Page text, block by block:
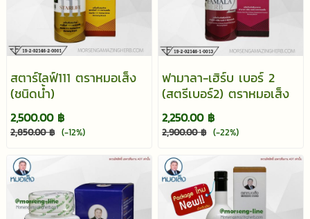
สตาร์ไลฟ์111 ตราหมอเส็ง
(ชนิดน้ำ)
2,500.00 ฿
2,850.00 ฿ (-12%)
ฟามาลา-เฮิร์บ เบอร์ 2
(สตรีเบอร์2) ตราหมอเส็ง
2,250.00 ฿
2,900.00 ฿ (-22%)